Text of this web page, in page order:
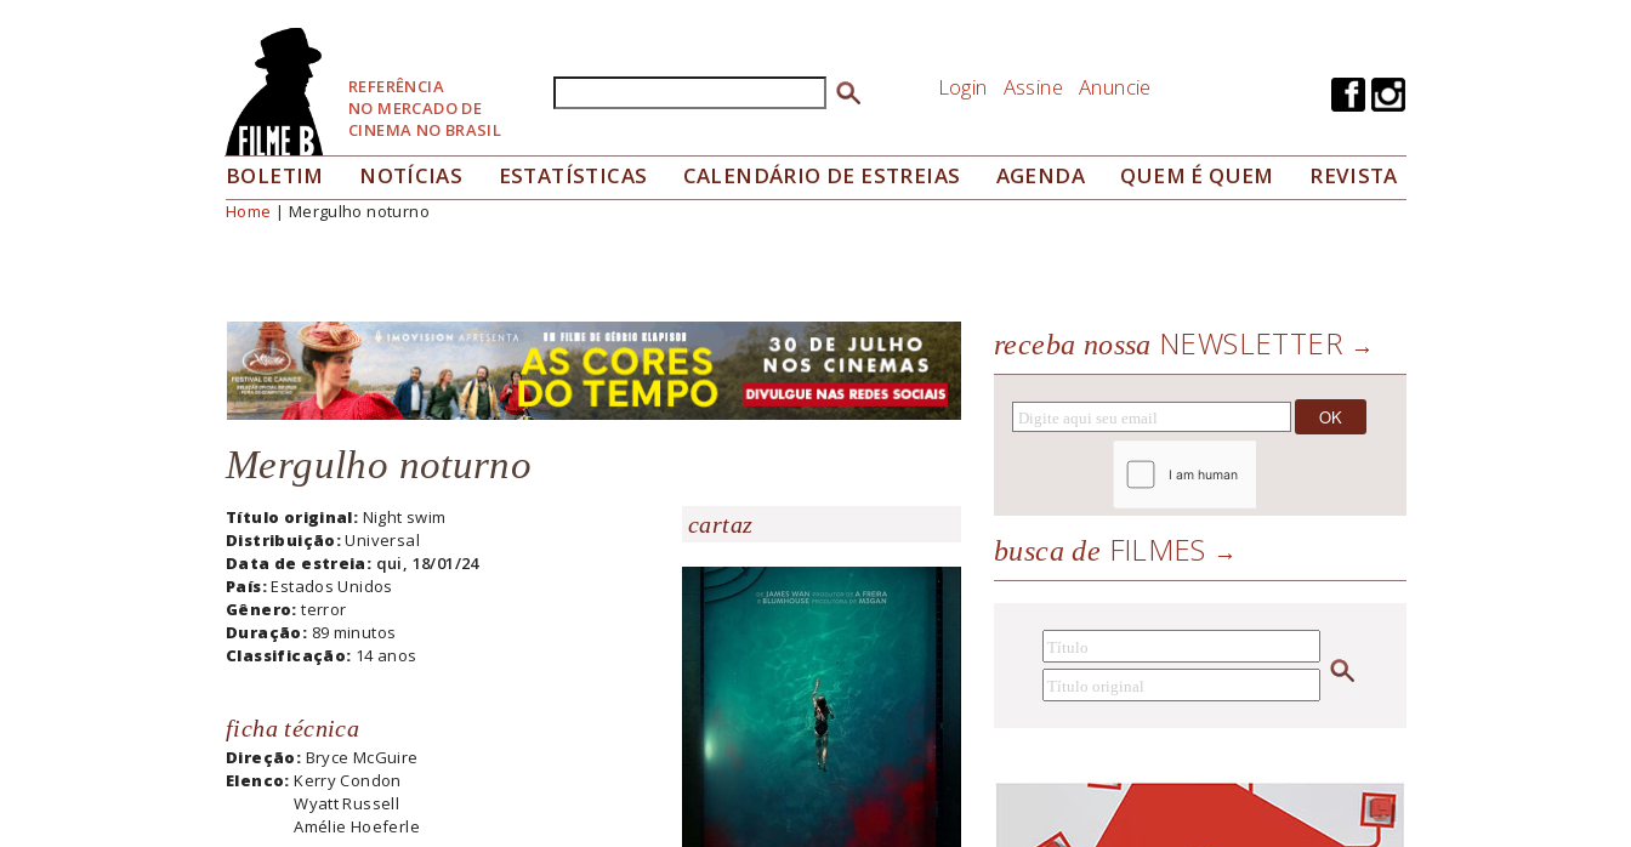
REFERÊNCIA
NO MERCADO DE
CINEMA NO BRASIL
Formulário de busca Login Assine Anuncie
BOLETIM NOTÍCIAS ESTATÍSTICAS CALENDÁRIO DE ESTREIAS AGENDA QUEM É QUEM REVISTA
Você está aqui
Home | Mergulho noturno
Mergulho noturno
Título original: Night swim
Distribuição:Universal
Data de estreia: qui, 18/01/24
País:Estados Unidos
Gênero:terror
Duração: 89 minutos
Classificação: 14 anos
ficha técnica
Direção: Bryce McGuire
Elenco:Kerry Condon
Wyatt Russell
Amélie Hoeferle
cartaz
receba nossa NEWSLETTER
busca de FILMES